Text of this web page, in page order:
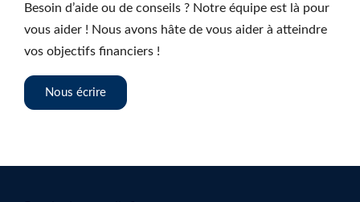
Besoin d’aide ou de conseils ? Notre équipe est là pour
vous aider ! Nous avons hâte de vous aider à atteindre
vos objectifs financiers !
Nous écrire